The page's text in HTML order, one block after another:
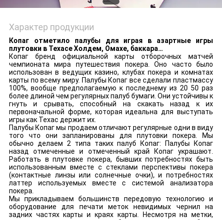
Характер продукции
Копаг отметило палубы для играя в азартные игры
плутовки в Техасе Холдем, Омахе, баккара…
Копаг бренд официальной карты отборочных матчей
чемпионата мира путешествия покера. Оно часто было
использован в ведущих казино, клубах покера и комнатах
карты по всему миру. Палубы Копаг все сделали пластмассу
100%, вообще предполагаемую к последнему из 20 50 раз
более длиной чем регулярных палуб бумаги. Они устойчивы к
гнуть и срывать, способный на скакать назад к их
первоначальной форме, которая идеальна для выступать
игры как Техас держит их.
Палубы Копаг мы продаем отличают регулярные одни в виду
того что они запланированы для плутовки покера. Мы
обычно делаем 2 типа таких палуб Копаг: Палубы Копаг
назад отмеченные и отмеченный край Копаг украшают.
Работать в плутовке покера, бывших потребностях быть
использованным вместе с стеклами перспективы покера
(контактные линзы или солнечные очки), и потребностях
латтер используемых вместе с системой анализатора
покера.
Мы прикладываем большинств передовую технологию и
оборудование для печати меток невидимых чернил на
задних частях карты и краях карты. Несмотря на метки,